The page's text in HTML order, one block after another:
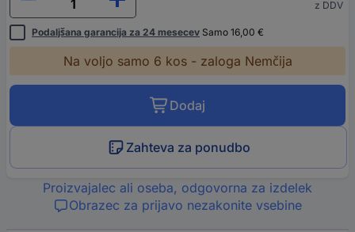
z DDV
Podaljšana garancija za 24 mesecev Samo 16,00 €
Na voljo samo 6 kos - zaloga Nemčija
Dodaj
Zahteva za ponudbo
Proizvajalec ali oseba, odgovorna za izdelek
Obrazec za prijavo nezakonite vsebine